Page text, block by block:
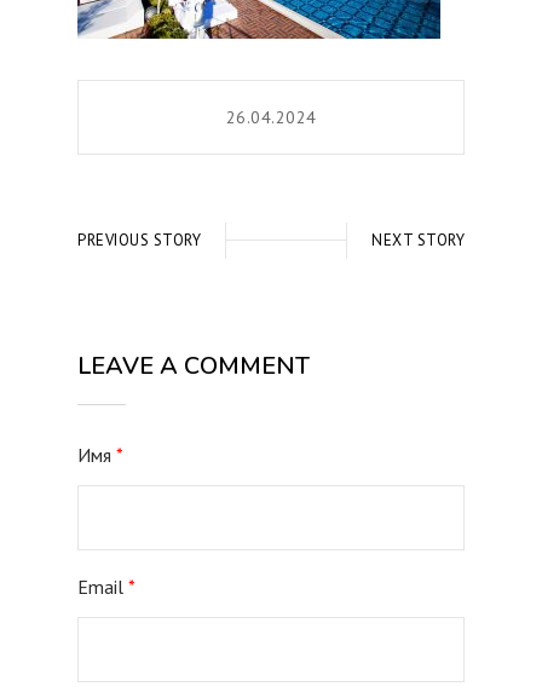
26.04.2024
PREVIOUS STORY NEXT STORY
LEAVE A COMMENT
Имя *
Email *